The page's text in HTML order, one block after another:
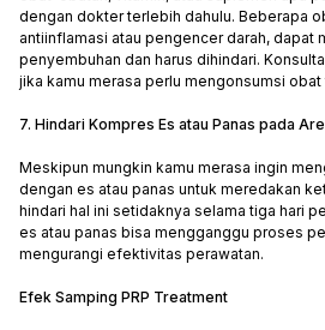
dengan dokter terlebih dahulu. Beberapa
antiinflamasi atau pengencer darah, dapat
penyembuhan dan harus dihindari.
jika kamu merasa perlu mengonsumsi obat
7. Hindari Kompres Es atau Panas pada
Meskipun mungkin kamu merasa ingin
dengan es atau panas untuk meredakan
hindari hal ini setidaknya selama tiga hari
es atau panas bisa mengganggu proses
mengurangi efektivitas perawatan.
Efek Samping PRP Treatment